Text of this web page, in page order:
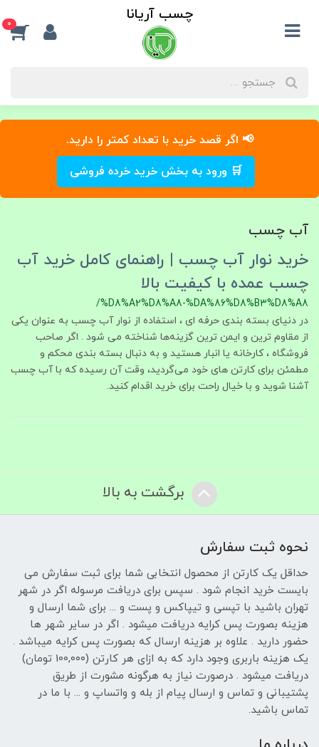
📢 اگر قصد خرید با تعداد کمتر را دارید.
🛒 ورود به بخش خرید خرده فروشی
چسب آریانا 0
آب چسب
خرید نوار آب‌ چسب | راهنمای کامل خرید آب
چسب عمده با کیفیت بالا
/%D8%A2%D8%A8-%DA%86%D8%B3%D8%A8
در دنیای بسته‌ بندی حرفه‌ ای ، استفاده از نوار آب‌ چسب به‌ عنوان یکی
از مقاوم‌ ترین و ایمن‌ ترین گزینه‌ها شناخته می‌ شود . اگر صاحب
فروشگاه ، کارخانه یا انبار هستید و به‌ دنبال بسته‌ بندی محکم و
مطمئن برای کارتن‌ های خود می‌گردید، وقت آن رسیده که با آب چسب
آشنا شوید و با خیال راحت برای خرید اقدام کنید.
برگشت به بالا
نحوه ثبت سفارش
حداقل یک کارتن از محصول انتخابی شما برای ثبت سفارش می
بایست خرید انجام شود . سپس برای دریافت مرسوله اگر در شهر
تهران باشید با تپسی و تیپاکس و پست و ... برای شما ارسال و
هزینه بصورت پس کرایه دریافت میشود . اگر در سایر شهر ها
حضور دارید . علاوه بر هزینه ارسال که بصورت پس کرایه میباشد .
یک هزینه باربری وجود دارد که به ازای هر کارتن (100,۰۰۰ تومان)
دریافت میشود . درصورت نیاز به هرگونه مشورت از طریق
پشتیبانی و تماس و ارسال پیام از بله و واتساپ و ... با ما در
تماس باشید.